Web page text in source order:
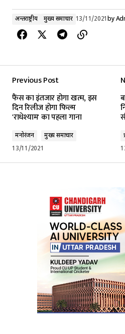
अन्तर्राष्ट्रीय मुख्य समाचार 13/11/2021by
Previous Post
फैंस का इंतजार होगा खत्म, इस
दिन रिलीज होगा फिल्म
'राधेश्याम' का पहला गाना
मनोरंजन
मुख्य समाचार
13/11/2021